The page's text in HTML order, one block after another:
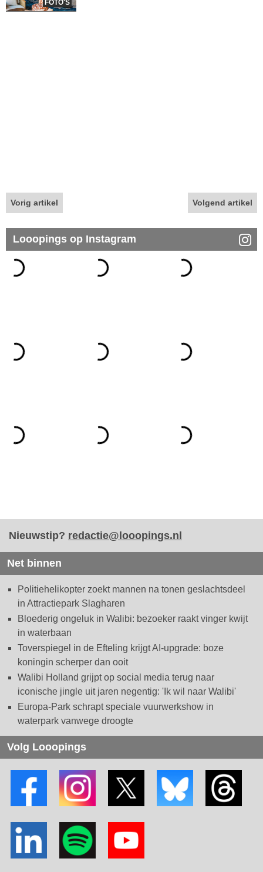
FOTO'S
Vorig artikel Volgend artikel
Looopings op Instagram
Nieuwstip? redactie@looopings.nl
Net binnen
Politiehelikopter zoekt mannen na tonen geslachtsdeel
in Attractiepark Slagharen
Bloederig ongeluk in Walibi: bezoeker raakt vinger kwijt
in waterbaan
Toverspiegel in de Efteling krijgt AI-upgrade: boze
koningin scherper dan ooit
Walibi Holland grijpt op social media terug naar
iconische jingle uit jaren negentig: 'Ik wil naar Walibi'
Europa-Park schrapt speciale vuurwerkshow in
waterpark vanwege droogte
Volg Looopings